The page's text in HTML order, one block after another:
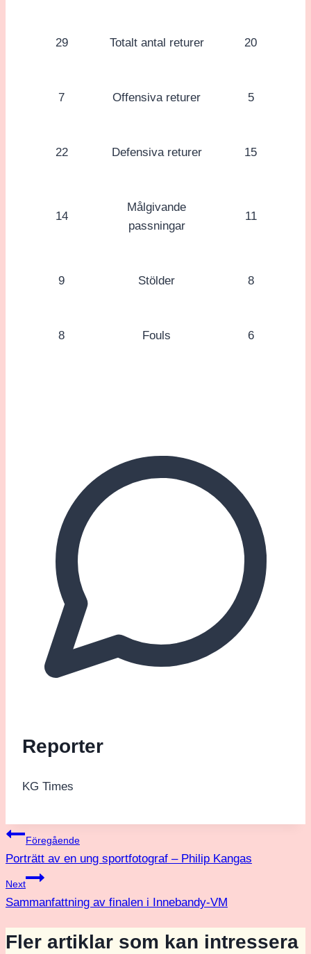
29 Totalt antal returer 20
7 Offensiva returer 5
22 Defensiva returer 15
14
Målgivande
passningar
11
9 Stölder 8
8 Fouls 6
Reporter
KG Times
Inläggsnavigering
Föregående
Porträtt av en ung sportfotograf – Philip Kangas
Next
Sammanfattning av finalen i Innebandy-VM
Fler artiklar som kan intressera